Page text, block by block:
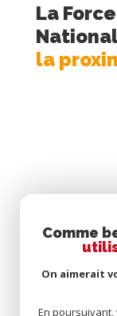
La
la
Comme
On aimerait
En